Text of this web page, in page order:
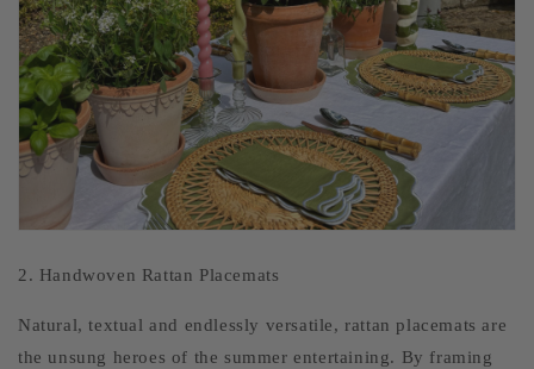
2. Handwoven Rattan Placemats
Natural, textual and endlessly versatile, rattan placemats are
the unsung heroes of the summer entertaining. By framing